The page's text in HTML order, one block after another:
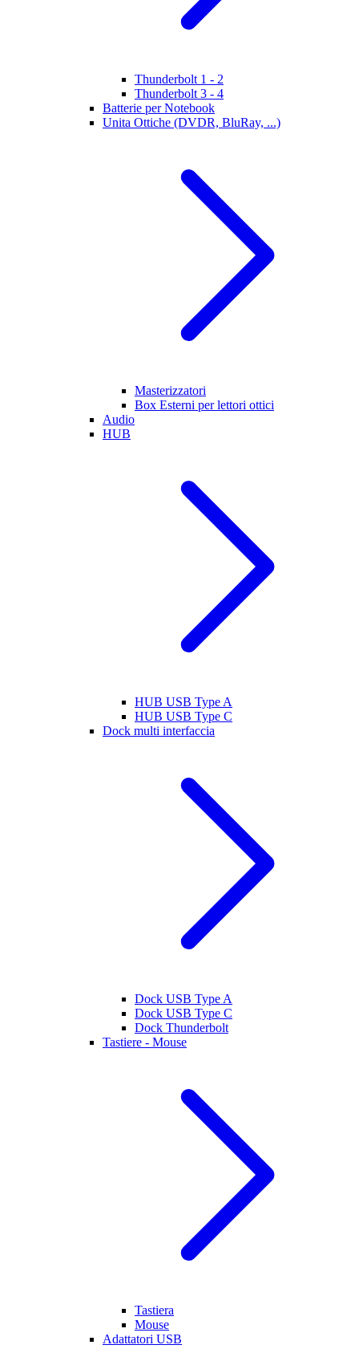
Thunderbolt 1 - 2
Thunderbolt 3 - 4
Batterie per Notebook
Unita Ottiche (DVDR, BluRay, ...)
Masterizzatori
Box Esterni per lettori ottici
Audio
HUB
HUB USB Type A
HUB USB Type C
Dock multi interfaccia
Dock USB Type A
Dock USB Type C
Dock Thunderbolt
Tastiere - Mouse
Tastiera
Mouse
Adattatori USB